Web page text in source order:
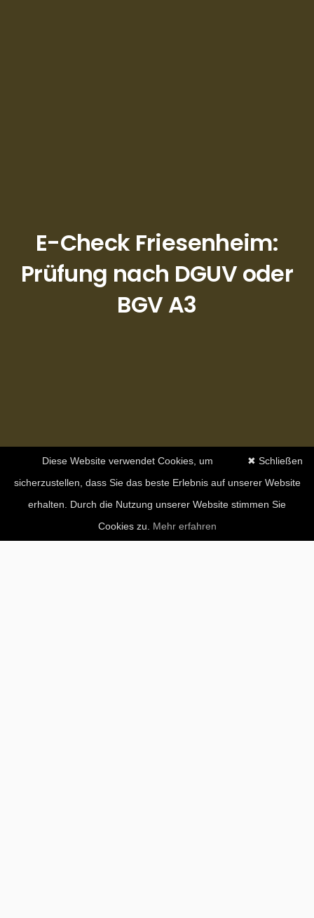
E-Check Friesenheim:
Prüfung nach DGUV oder
BGV A3
✖ Schließen
Diese Website verwendet Cookies, um
sicherzustellen, dass Sie das beste Erlebnis auf unserer Website
erhalten. Durch die Nutzung unserer Website stimmen Sie
Cookies zu. Mehr erfahren